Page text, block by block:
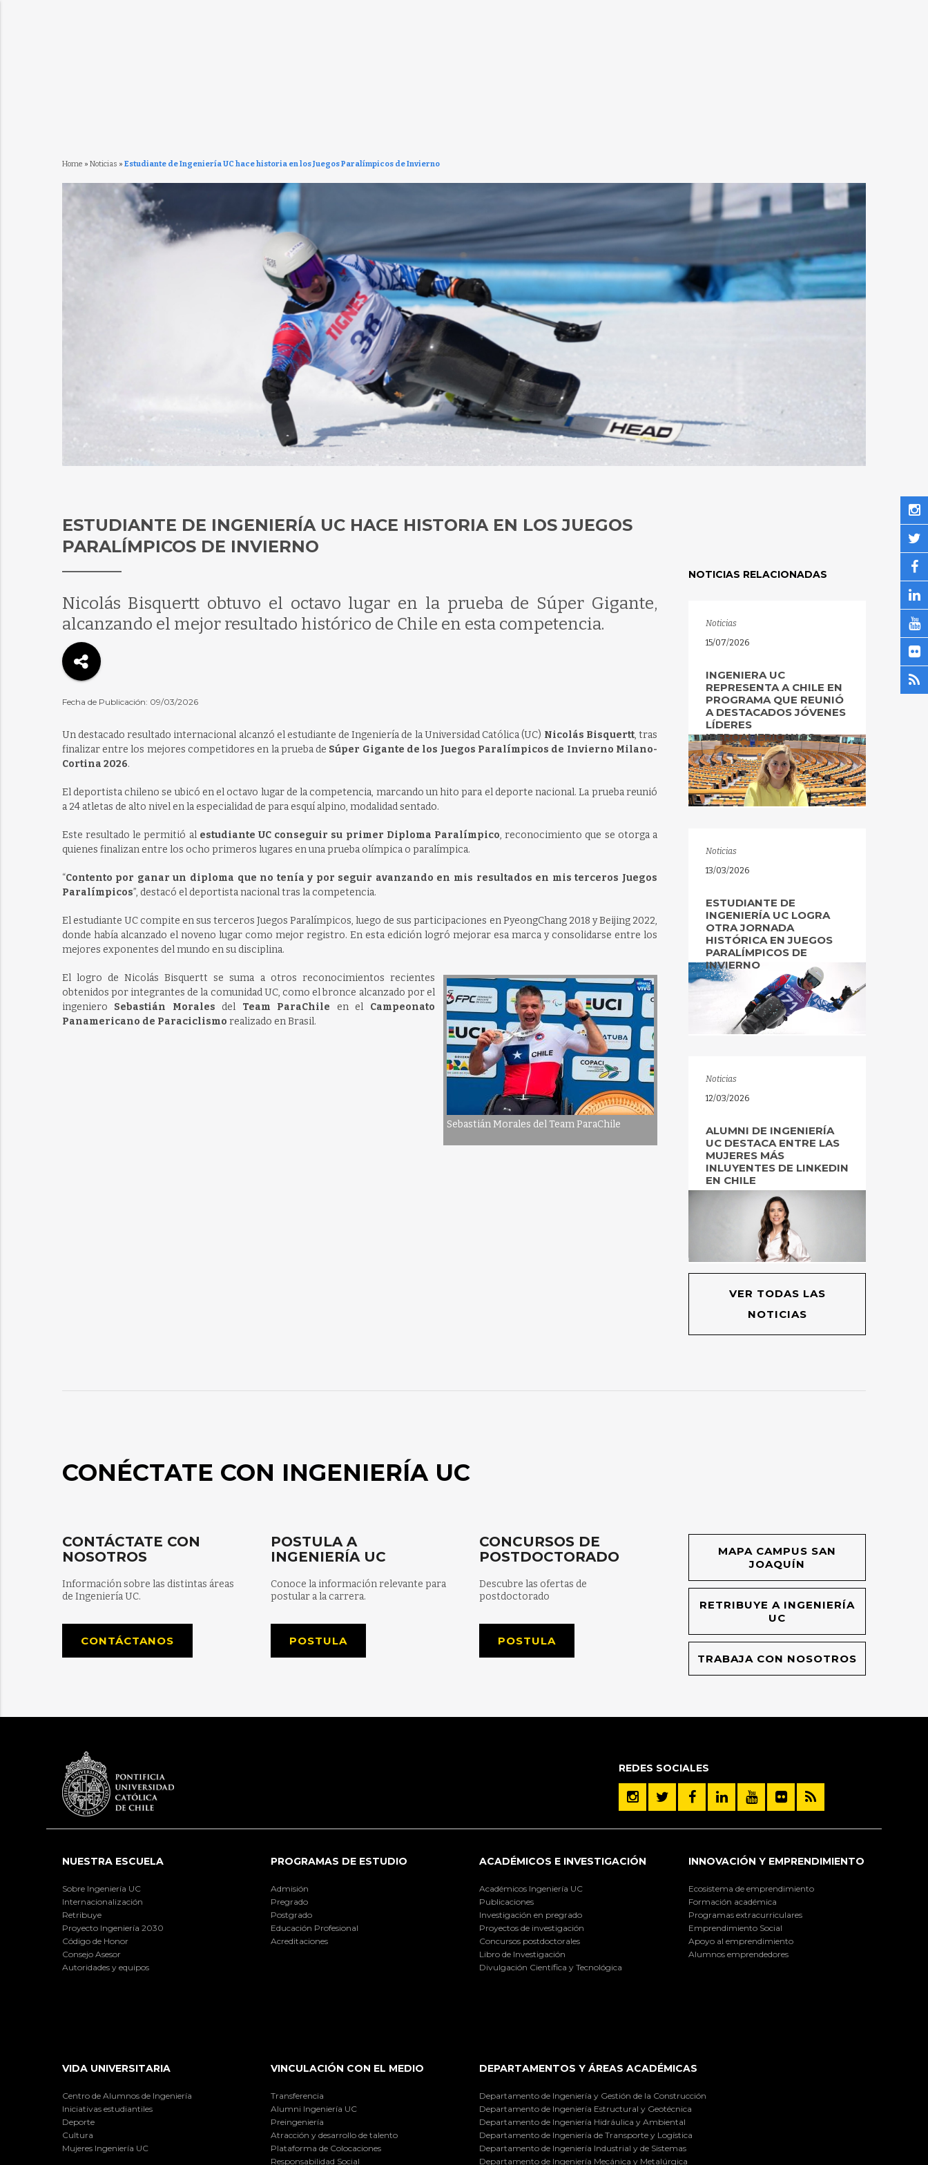
Home » Noticias » Estudiante de Ingeniería UC hace historia en los Juegos Paralímpicos de Invierno
ESTUDIANTE DE INGENIERÍA UC HACE HISTORIA EN LOS JUEGOS
PARALÍMPICOS DE INVIERNO
Nicolás Bisquertt obtuvo el octavo lugar en la prueba de Súper Gigante,
alcanzando el mejor resultado histórico de Chile en esta competencia.
Fecha de Publicación: 09/03/2026
Un destacado resultado internacional alcanzó el estudiante de Ingeniería de la Universidad Católica (UC) Nicolás Bisquertt, tras
finalizar entre los mejores competidores en la prueba de Súper Gigante de los Juegos Paralímpicos de Invierno Milano-
Cortina 2026.
El deportista chileno se ubicó en el octavo lugar de la competencia, marcando un hito para el deporte nacional. La prueba reunió
a 24 atletas de alto nivel en la especialidad de para esquí alpino, modalidad sentado.
Este resultado le permitió al estudiante UC conseguir su primer Diploma Paralímpico, reconocimiento que se otorga a
quienes finalizan entre los ocho primeros lugares en una prueba olímpica o paralímpica.
“Contento por ganar un diploma que no tenía y por seguir avanzando en mis resultados en mis terceros Juegos
Paralímpicos”, destacó el deportista nacional tras la competencia.
El estudiante UC compite en sus terceros Juegos Paralímpicos, luego de sus participaciones en PyeongChang 2018 y Beijing 2022,
donde había alcanzado el noveno lugar como mejor registro. En esta edición logró mejorar esa marca y consolidarse entre los
mejores exponentes del mundo en su disciplina.
Sebastián Morales del Team ParaChile
El logro de Nicolás Bisquertt se suma a otros reconocimientos recientes
obtenidos por integrantes de la comunidad UC, como el bronce alcanzado por el
ingeniero Sebastián Morales del Team ParaChile en el Campeonato
Panamericano de Paraciclismo realizado en Brasil.
NOTICIAS RELACIONADAS
Noticias
15/07/2026
INGENIERA UC
REPRESENTA A CHILE EN
PROGRAMA QUE REUNIÓ
A DESTACADOS JÓVENES
LÍDERES
IBEROAMERICANOS
Noticias
13/03/2026
ESTUDIANTE DE
INGENIERÍA UC LOGRA
OTRA JORNADA
HISTÓRICA EN JUEGOS
PARALÍMPICOS DE
INVIERNO
Noticias
12/03/2026
ALUMNI DE INGENIERÍA
UC DESTACA ENTRE LAS
MUJERES MÁS
INLUYENTES DE LINKEDIN
EN CHILE
VER TODAS LAS
NOTICIAS
CONÉCTATE CON INGENIERÍA UC
CONTÁCTATE CON
NOSOTROS
Información sobre las distintas áreas
de Ingeniería UC.
CONTÁCTANOS
POSTULA A
INGENIERÍA UC
Conoce la información relevante para
postular a la carrera.
POSTULA
CONCURSOS DE
POSTDOCTORADO
Descubre las ofertas de
postdoctorado
POSTULA
MAPA CAMPUS SAN
JOAQUÍN
RETRIBUYE A INGENIERÍA
UC
TRABAJA CON NOSOTROS
REDES SOCIALES
NUESTRA ESCUELA
Sobre Ingeniería UC
Internacionalización
Retribuye
Proyecto Ingeniería 2030
Código de Honor
Consejo Asesor
Autoridades y equipos
PROGRAMAS DE ESTUDIO
Admisión
Pregrado
Postgrado
Educación Profesional
Acreditaciones
ACADÉMICOS E INVESTIGACIÓN
Académicos Ingeniería UC
Publicaciones
Investigación en pregrado
Proyectos de investigación
Concursos postdoctorales
Libro de Investigación
Divulgación Científica y Tecnológica
INNOVACIÓN Y EMPRENDIMIENTO
Ecosistema de emprendimiento
Formación académica
Programas extracurriculares
Emprendimiento Social
Apoyo al emprendimiento
Alumnos emprendedores
VIDA UNIVERSITARIA
Centro de Alumnos de Ingeniería
Iniciativas estudiantiles
Deporte
Cultura
Mujeres Ingeniería UC
VINCULACIÓN CON EL MEDIO
Transferencia
Alumni Ingeniería UC
Preingeniería
Atracción y desarrollo de talento
Plataforma de Colocaciones
Responsabilidad Social
DEPARTAMENTOS Y ÁREAS ACADÉMICAS
Departamento de Ingeniería y Gestión de la Construcción
Departamento de Ingeniería Estructural y Geotécnica
Departamento de Ingeniería Hidráulica y Ambiental
Departamento de Ingeniería de Transporte y Logística
Departamento de Ingeniería Industrial y de Sistemas
Departamento de Ingeniería Mecánica y Metalúrgica